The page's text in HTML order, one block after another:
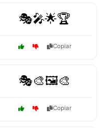
🎭🎤🌟🏆
Copiar
🎭🎨🖼️🎨
Copiar